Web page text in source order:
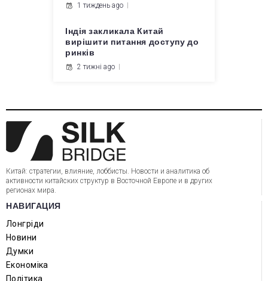
1 тиждень ago
Індія закликала Китай
вирішити питання доступу до
ринків
2 тижні ago
Китай: стратегии, влияние, лоббисты. Новости и аналитика об
активности китайских структур в Восточной Европе и в других
регионах мира.
НАВИГАЦИЯ
Лонгріди
Новини
Думки
Економіка
Політика